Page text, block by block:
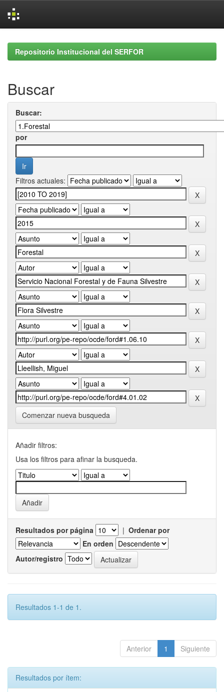
navigationRepositorio Institucional del SERFOR
Buscar
Buscar:
por
Filtros actuales:
Comenzar nueva busqueda
Añadir filtros:
Usa los filtros para afinar la busqueda.
Resultados por página | Ordenar por
En orden
Autor/registro
Resultados 1-1 de 1.
Anterior 1 Siguiente
Resultados por ítem: